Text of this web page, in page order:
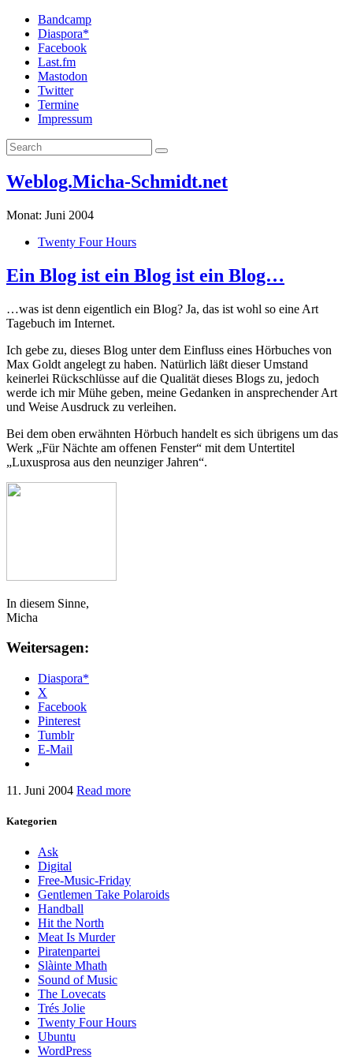
Bandcamp
Diaspora*
Facebook
Last.fm
Mastodon
Twitter
Termine
Impressum
Weblog.Micha-Schmidt.net
Monat: Juni 2004
Twenty Four Hours
Ein Blog ist ein Blog ist ein Blog…
…was ist denn eigentlich ein Blog? Ja, das ist wohl so eine Art
Tagebuch im Internet.
Ich gebe zu, dieses Blog unter dem Einfluss eines Hörbuches von
Max Goldt angelegt zu haben. Natürlich läßt dieser Umstand
keinerlei Rückschlüsse auf die Qualität dieses Blogs zu, jedoch
werde ich mir Mühe geben, meine Gedanken in ansprechender Art
und Weise Ausdruck zu verleihen.
Bei dem oben erwähnten Hörbuch handelt es sich übrigens um das
Werk „Für Nächte am offenen Fenster“ mit dem Untertitel
„Luxusprosa aus den neunziger Jahren“.
In diesem Sinne,
Micha
Weitersagen:
Diaspora*
X
Facebook
Pinterest
Tumblr
E-Mail
11. Juni 2004 Read more
Kategorien
Ask
Digital
Free-Music-Friday
Gentlemen Take Polaroids
Handball
Hit the North
Meat Is Murder
Piratenpartei
Slàinte Mhath
Sound of Music
The Lovecats
Trés Jolie
Twenty Four Hours
Ubuntu
WordPress